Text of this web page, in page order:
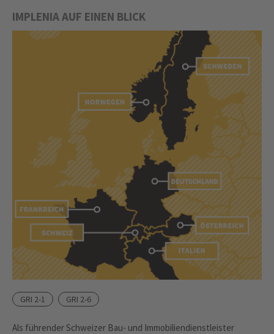
IMPLENIA AUF EINEN BLICK
GRI 2-1 GRI 2-6
Als führender Schweizer Bau- und Immobiliendienstleister